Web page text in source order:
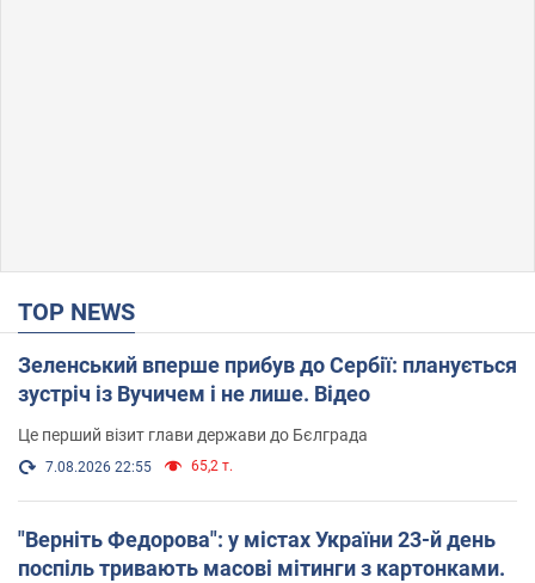
TOP NEWS
Зеленський вперше прибув до Сербії: планується
зустріч із Вучичем і не лише. Відео
Це перший візит глави держави до Бєлграда
7.08.2026 22:55 65,2 т.
"Верніть Федорова": у містах України 23-й день
поспіль тривають масові мітинги з картонками.